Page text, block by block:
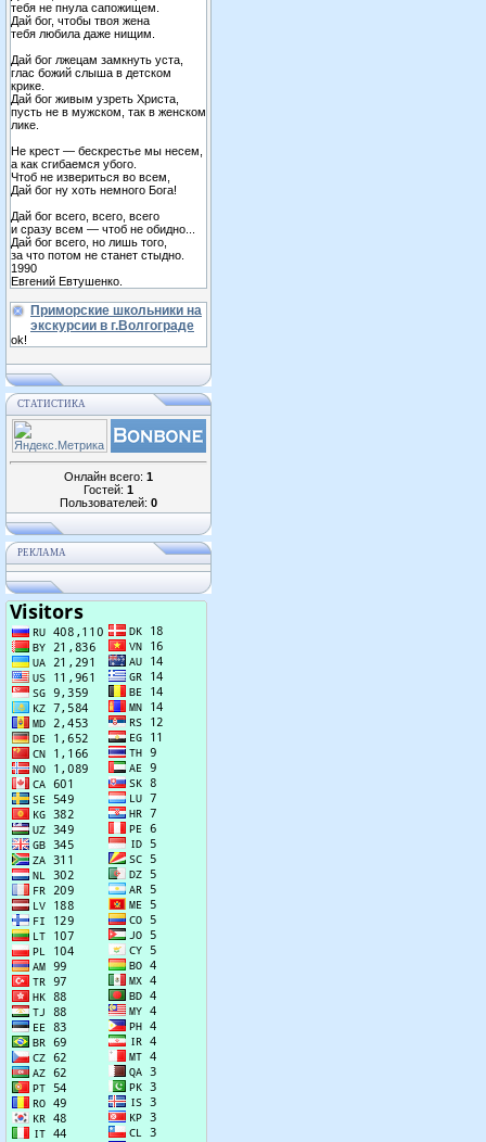
тебя не пнула сапожищем.
Дай бог, чтобы твоя жена
тебя любила даже нищим.
Дай бог лжецам замкнуть уста,
глас божий слыша в детском
крике.
Дай бог живым узреть Христа,
пусть не в мужском, так в женском
лике.
Не крест — бескрестье мы несем,
а как сгибаемся убого.
Чтоб не извериться во всем,
Дай бог ну хоть немного Бога!
Дай бог всего, всего, всего
и сразу всем — чтоб не обидно...
Дай бог всего, но лишь того,
за что потом не станет стыдно.
1990
Евгений Евтушенко.
Приморские школьники на
экскурсии в г.Волгограде
ok!
СТАТИСТИКА
Онлайн всего: 1
Гостей: 1
Пользователей: 0
РЕКЛАМА